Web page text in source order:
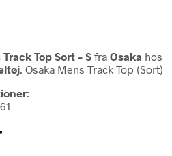
Top Sort – S fra Osaka hos
. Osaka Mens Track Top (Sort)